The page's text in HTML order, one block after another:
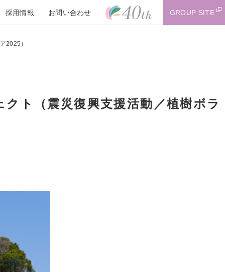
採用情報 お問い合わせ GROUP SITE
2025）
ト（震災復興支援活動／植樹ボラ